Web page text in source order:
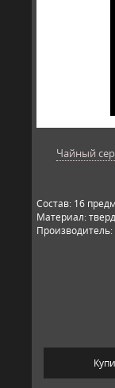
Чайный
Состав: 16
Материал: